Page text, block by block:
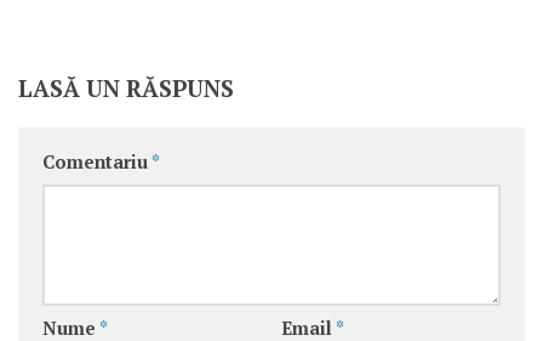
LASĂ UN RĂSPUNS
Comentariu *
Nume * Email *